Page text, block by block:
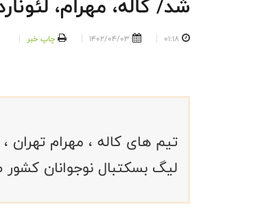
01:18
1402/04/03 چاپ خبر
تیم های کاله ، مهرام تهران
لیگ بسکتبال نوجوانان